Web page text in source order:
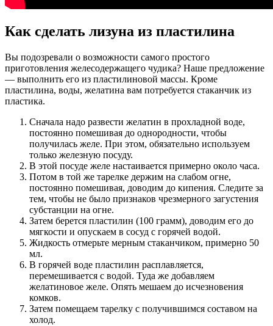
Как сделать лизуна из пластилина
Вы подозревали о возможности самого простого
приготовления желесодержащего чудика? Наше предложение
— выполнить его из пластилиновой массы. Кроме
пластилина, воды, желатина вам потребуется стаканчик из
пластика.
Сначала надо развести желатин в прохладной воде,
постоянно помешивая до однородности, чтобы
получилась желе. При этом, обязательно используем
только железную посуду.
В этой посуде желе настаивается примерно около часа.
Потом в той же тарелке держим на слабом огне,
постоянно помешивая, доводим до кипения. Следите за
тем, чтобы не было признаков чрезмерного загустения
субстанции на огне.
Затем берется пластилин (100 грамм), доводим его до
мягкости и опускаем в сосуд с горячей водой.
Жидкость отмерьте мерным стаканчиком, примерно 50
мл.
В горячей воде пластилин расплавляется,
перемешивается с водой. Туда же добавляем
желатиновое желе. Опять мешаем до исчезновения
комков.
Затем помещаем тарелку с получившимся составом на
холод.